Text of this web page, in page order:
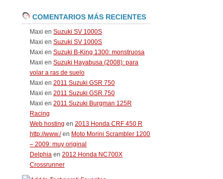
COMENTARIOS MÁS RECIENTES
Maxi en Suzuki SV 1000S
Maxi en Suzuki SV 1000S
Maxi en Suzuki B-King 1300: monstruosa
Maxi en Suzuki Hayabusa (2008): para
volar a ras de suelo
Maxi en 2011 Suzuki GSR 750
Maxi en 2011 Suzuki GSR 750
Maxi en 2011 Suzuki Burgman 125R
Racing
Web hosting en 2013 Honda CRF 450 R
http://www./en Moto Morini Scrambler 1200
– 2009: muy original
Delphia en 2012 Honda NC700X
Crossrunner